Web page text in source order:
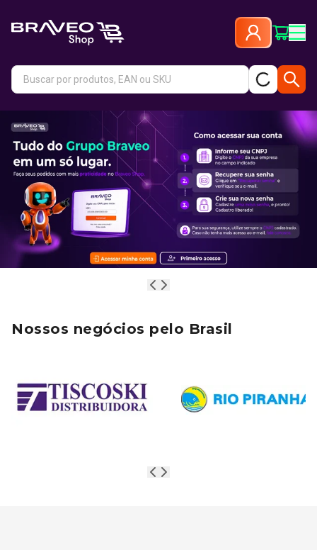
Nossos negócios pelo Brasil